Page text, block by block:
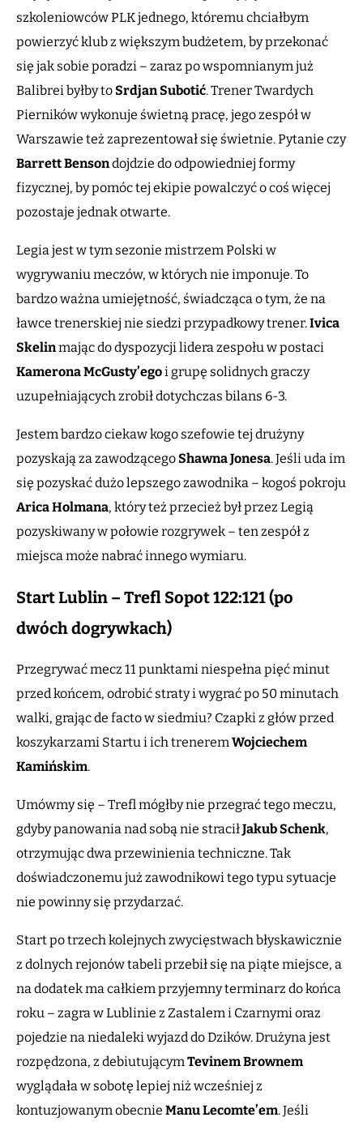
szkoleniowców PLK jednego, któremu chciałbym
powierzyć klub z większym budżetem, by przekonać
się jak sobie poradzi – zaraz po wspomnianym już
Balibrei byłby to Srdjan Subotić. Trener Twardych
Pierników wykonuje świetną pracę, jego zespół w
Warszawie też zaprezentował się świetnie. Pytanie czy
Barrett Bensondojdzie do odpowiedniej formy
fizycznej, by pomóc tej ekipie powalczyć o coś więcej
pozostaje jednak otwarte.
Legia jest w tym sezonie mistrzem Polski w
wygrywaniu meczów, w których nie imponuje. To
bardzo ważna umiejętność, świadcząca o tym, że na
ławce trenerskiej nie siedzi przypadkowy trener.Ivica
Skelinmając do dyspozycji lidera zespołu w postaci
Kamerona McGusty’egoi grupę solidnych graczy
uzupełniających zrobił dotychczas bilans 6-3.
Jestem bardzo ciekaw kogo szefowie tej drużyny
pozyskają za zawodzącego Shawna Jonesa. Jeśli uda im
się pozyskać dużo lepszego zawodnika – kogoś pokroju
Arica Holmana, który też przecież był przez Legią
pozyskiwany w połowie rozgrywek – ten zespół z
miejsca może nabrać innego wymiaru.
Start Lublin – Trefl Sopot 122:121 (po
dwóch dogrywkach)
Przegrywać mecz 11 punktami niespełna pięć minut
przed końcem, odrobić straty i wygrać po 50 minutach
walki, grając de facto w siedmiu? Czapki z głów przed
koszykarzami Startu i ich treneremWojciechem
Kamińskim.
Umówmy się – Trefl mógłby nie przegrać tego meczu,
gdyby panowania nad sobą nie straciłJakub Schenk,
otrzymując dwa przewinienia techniczne. Tak
doświadczonemu już zawodnikowi tego typu sytuacje
nie powinny się przydarzać.
Start po trzech kolejnych zwycięstwach błyskawicznie
z dolnych rejonów tabeli przebił się na piąte miejsce, a
na dodatek ma całkiem przyjemny terminarz do końca
roku – zagra w Lublinie z Zastalem i Czarnymi oraz
pojedzie na niedaleki wyjazd do Dzików. Drużyna jest
rozpędzona, z debiutującymTevinem Brownem
wyglądała w sobotę lepiej niż wcześniej z
kontuzjowanym obecnie Manu Lecomte’em. Jeśli